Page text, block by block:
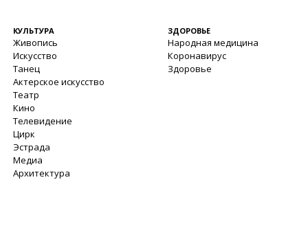
КУЛЬТУРА
Живопись
Искусство
Танец
Актерское искусство
Театр
Кино
Телевидение
Цирк
Эстрада
Медиа
Архитектура
ЗДОРОВЬЕ
Народная медицина
Коронавирус
Здоровье